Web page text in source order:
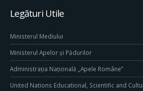
Legături Utile
Ministerul Mediului
Ministerul Apelor și Pădurilor
Administrația Națională „Apele Române”
United Nations Educational, Scientific and